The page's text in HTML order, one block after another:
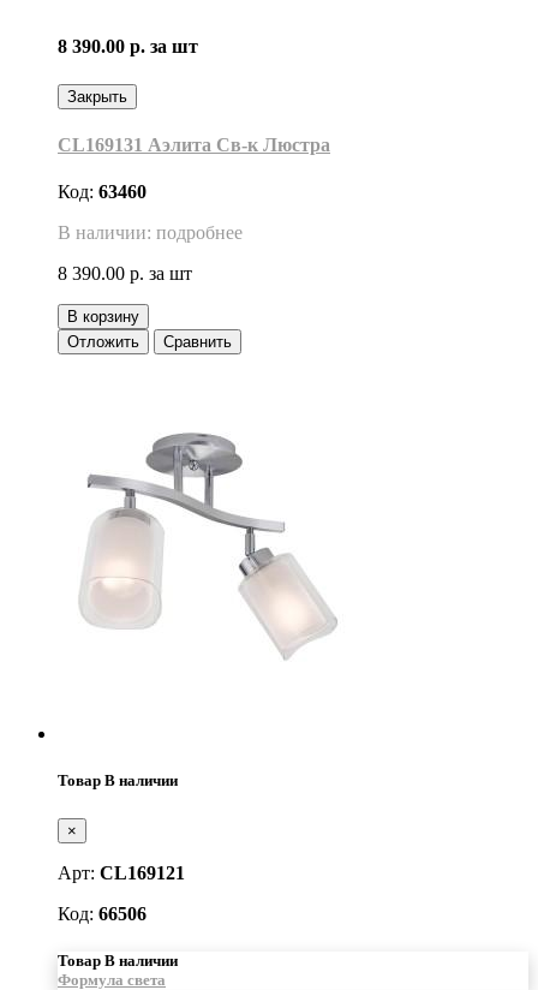
8 390.00 р. за шт
Закрыть
CL169131 Аэлита Св-к Люстра
Код: 63460
В наличии: подробнее
8 390.00 р. за шт
В корзину
Отложить
Сравнить
Товар В наличии
×
Арт: CL169121
Код: 66506
Товар В наличии
Формула света